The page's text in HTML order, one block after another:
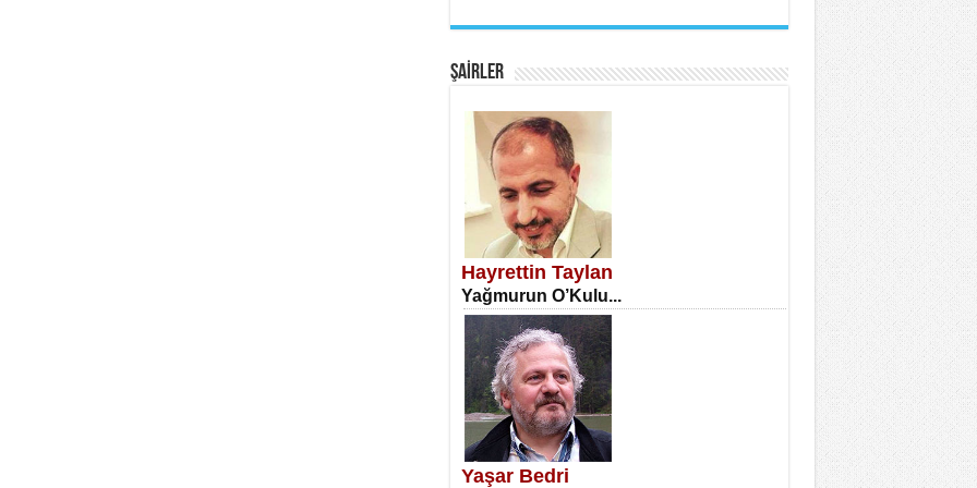
SATILMIŞ ÜMİT ÇETİNKAYA
Erkenlik...
NECLA DİLEK ARSLAN
Öğretmenler Günü Mahkemesi...
ŞAİRLER
Hayrettin Taylan
Yağmurun O’Kulu...
Yaşar Bedri